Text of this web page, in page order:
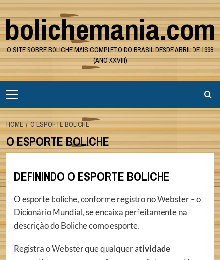
Skip
to
content
bolichemania.com
O SITE SOBRE BOLICHE MAIS COMPLETO DO BRASIL DESDE ABRIL DE 1998
(ANO XXVIII)
Menu
HOME O ESPORTE BOLICHE
O ESPORTE BOLICHE
DEFININDO O ESPORTE BOLICHE
O esporte boliche, conforme registro no Webster – o
Dicionário Mundial, se encaixa perfeitamente na
descrição do Boliche como esporte.
Registra o Webster que qualqueratividade